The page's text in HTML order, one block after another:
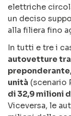
elettriche
un deciso
alla filiera fino
In tutti e tre i
autovetture
unità (scenario
di 32,9 milioni
Viceversa, le